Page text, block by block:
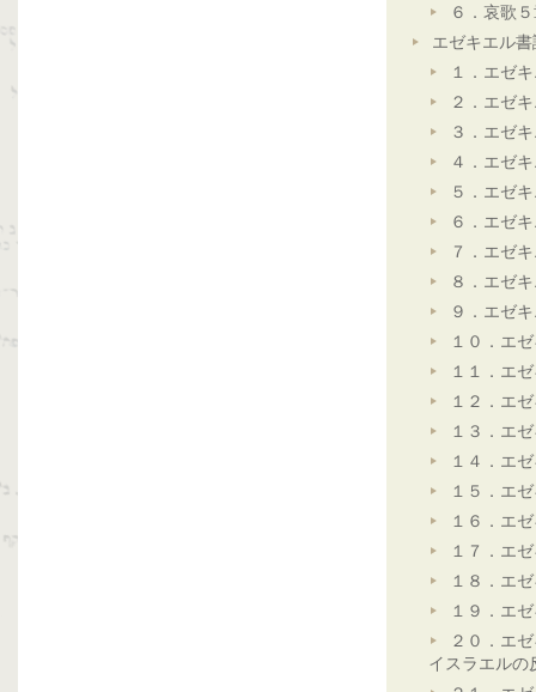
６．哀歌
エゼキエル書
１．エゼ
２．エゼ
３．エゼ
４．エゼ
５．エゼ
６．エゼ
７．エゼ
８．エゼ
９．エゼ
１０．エ
１１．エ
１２．エ
１３．エ
１４．エ
１５．エ
１６．エ
１７．エ
１８．エ
１９．エ
２０．エ
イスラエルの